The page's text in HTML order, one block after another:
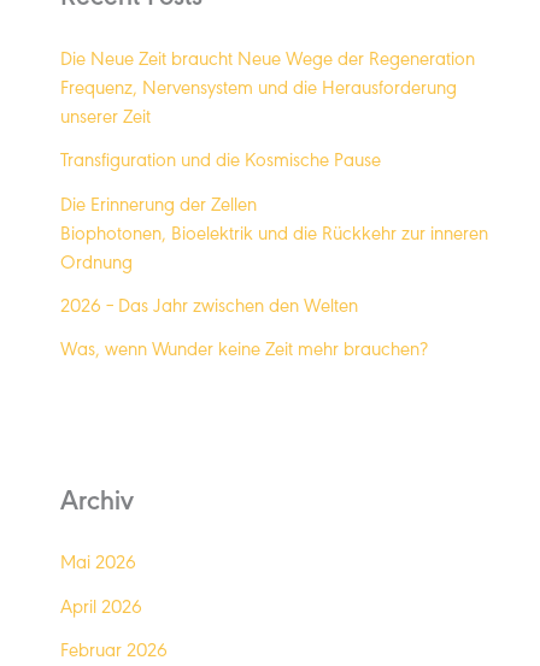
Die Neue Zeit braucht Neue Wege der Regeneration
Frequenz, Nervensystem und die Herausforderung
unserer Zeit
Transfiguration und die Kosmische Pause
Die Erinnerung der Zellen
Biophotonen, Bioelektrik und die Rückkehr zur inneren
Ordnung
2026 – Das Jahr zwischen den Welten
Was, wenn Wunder keine Zeit mehr brauchen?
Archiv
Mai 2026
April 2026
Februar 2026